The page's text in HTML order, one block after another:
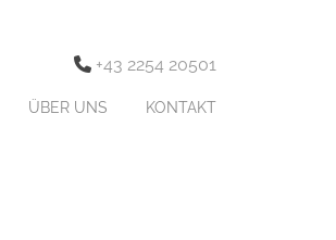
 +43 2254 20501
ÜBER UNS
KONTAKT